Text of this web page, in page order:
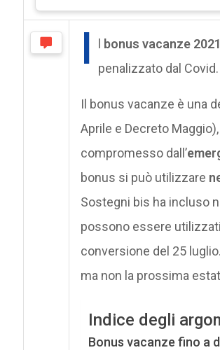
I l bonus vacanze 2021
penalizzato dal Covid.
Il bonus vacanze è una
Aprile e Decreto
compromesso dall’
bonus si può utilizzare
Sostegni bis ha incluso
possono essere
conversione del 25
ma non la prossima
Indice degli
Bonus vacanze fino a